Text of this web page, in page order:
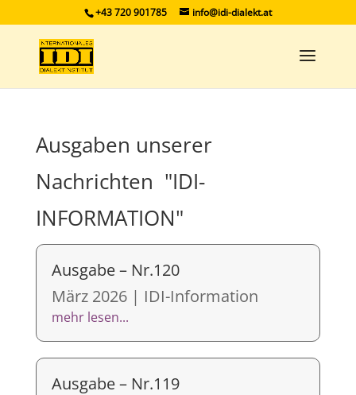
+43 720 901785 info@idi-dialekt.at
Ausgaben unserer
Nachrichten "IDI-
INFORMATION"
Ausgabe – Nr.120
März 2026| IDI-Information
mehr lesen...
Ausgabe – Nr.119